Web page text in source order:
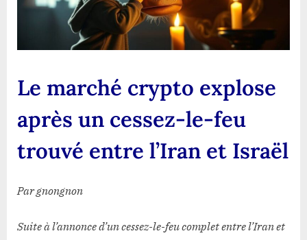
feu
trouvé
entre
Israël
Le marché crypto explose
après un cessez-le-feu
trouvé entre l’Iran et Israël
Par gnongnon
Suite à l’annonce d’un cessez-le-feu complet entre l’Iran et